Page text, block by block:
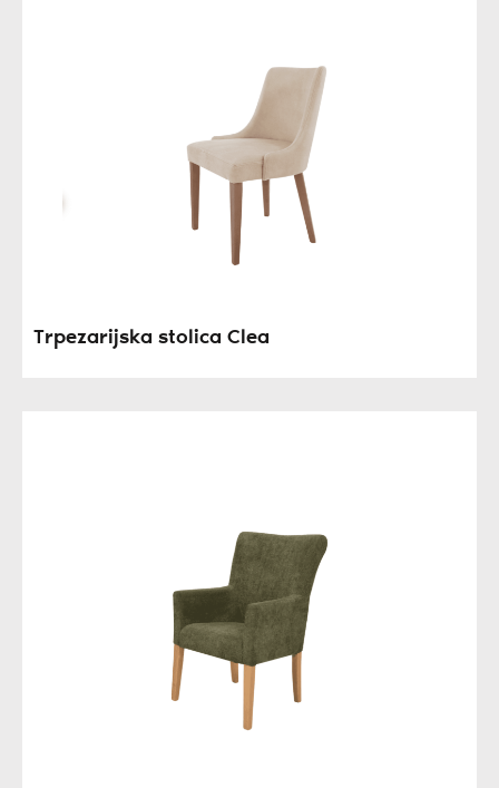
Trpezarijska stolica Clea